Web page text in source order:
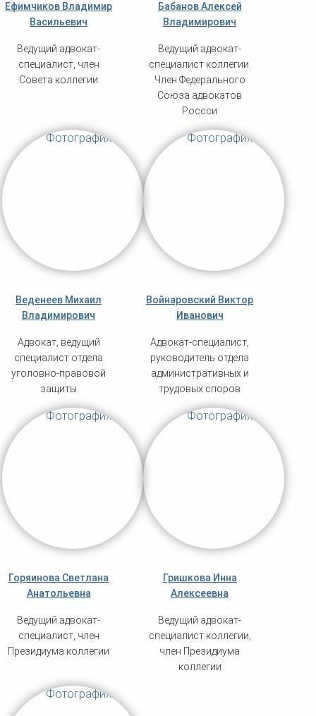
Ефимчиков Владимир
Васильевич
Ведущий адвокат-
специалист, член
Совета коллегии
Бабанов Алексей
Владимирович
Ведущий адвокат-
специалист коллегии.
Член Федерального
Союза адвокатов
Россси
Веденеев Михаил
Владимирович
Адвокат, ведущий
специалист отдела
уголовно-правовой
защиты
Войнаровский Виктор
Иванович
Адвокат-специалист,
руководитель отдела
административных и
трудовых споров
Горяинова Светлана
Анатольевна
Ведущий адвокат-
специалист, член
Президиума коллегии
Гришкова Инна
Алексеевна
Ведущий адвокат-
специалист коллегии,
член Президиума
коллегии